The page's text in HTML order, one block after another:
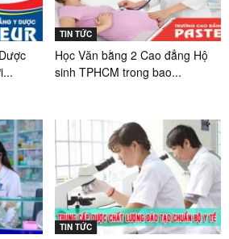
TIN TỨC
Học Văn bằng 2 Cao đẳng Hộ
sinh TPHCM trong bao...
TIN TỨC